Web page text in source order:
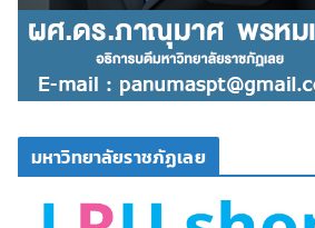
มหาวิทยาลัยราชภัฏเลย